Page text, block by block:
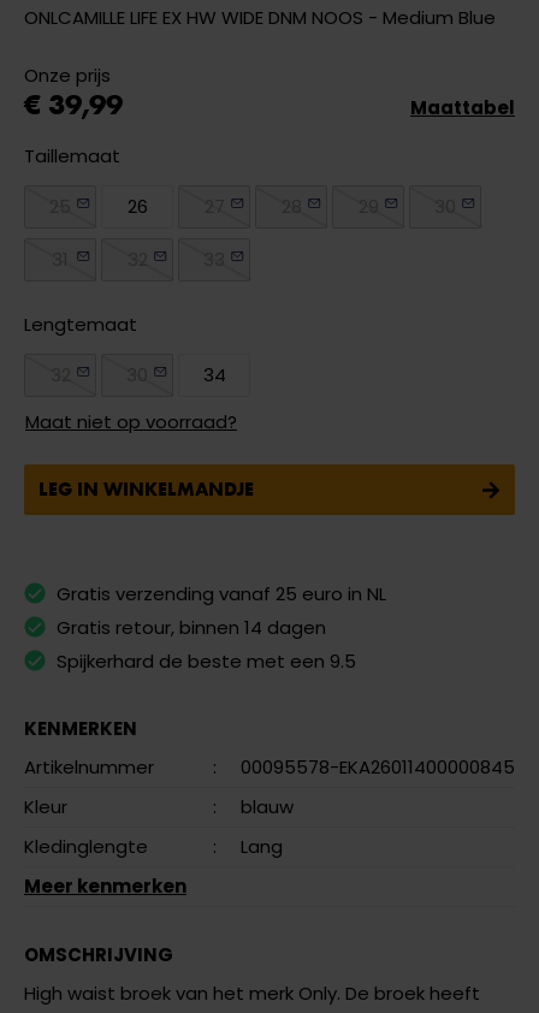
ONLCAMILLE LIFE EX HW WIDE DNM NOOS - Medium Blue
Onze prijs
€ 39,99
Taillemaat
26
Lengtemaat
34
Maat niet op voorraad?
Maattabel
LEG IN WINKELMANDJE
Gratis verzending vanaf 25 euro in NL
Gratis retour, binnen 14 dagen
Spijkerhard de beste met een 9.5
KENMERKEN
Artikelnummer
:
00095578-EKA26011400000845
Kleur
:
blauw
Kledinglengte
:
Lang
Meer kenmerken
OMSCHRIJVING
High waist broek van het merk Only. De broek heeft